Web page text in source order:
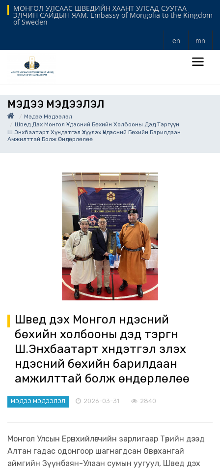
МОНГОЛ УЛСААС ШВЕДИЙН ХААНТ УЛСАД СУУГАА
ЭЛЧИН САЙДЫН ЯАМ, Embassy of Mongolia to the Kingdom
of Sweden
en mn
МЭДЭЭ МЭДЭЭЛЭЛ
Мэдээ Мэдээлэл
Швед Дэх Монгол Үндэсний Бөхийн Холбооны Дэд Тэргүүн
Ш.Энхбаатарт Хүндэтгэл Үзүүлэх Үндэсний Бөхийн Барилдаан
Амжилттай Болж Өндөрлөлөө
Швед дэх Монгол үндэсний
бөхийн холбооны дэд тэргүүн
Ш.Энхбаатарт хүндэтгэл үзүүлэх
үндэсний бөхийн барилдаан
амжилттай болж өндөрлөлөө
МЭДЭЭ МЭДЭЭЛЭЛ 2026-03-31 2840
Монгол Улсын Ерөнхийлөгчийн зарлигаар Төрийн дээд
Алтан гадас одонгоор шагнагдсан Өвөрхангай
аймгийн Зүүнбаян-Улаан сумын уугуул, Швед дэх